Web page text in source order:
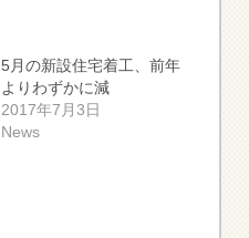
5月の新設住宅着工、前年
よりわずかに減
2017年7月3日
News